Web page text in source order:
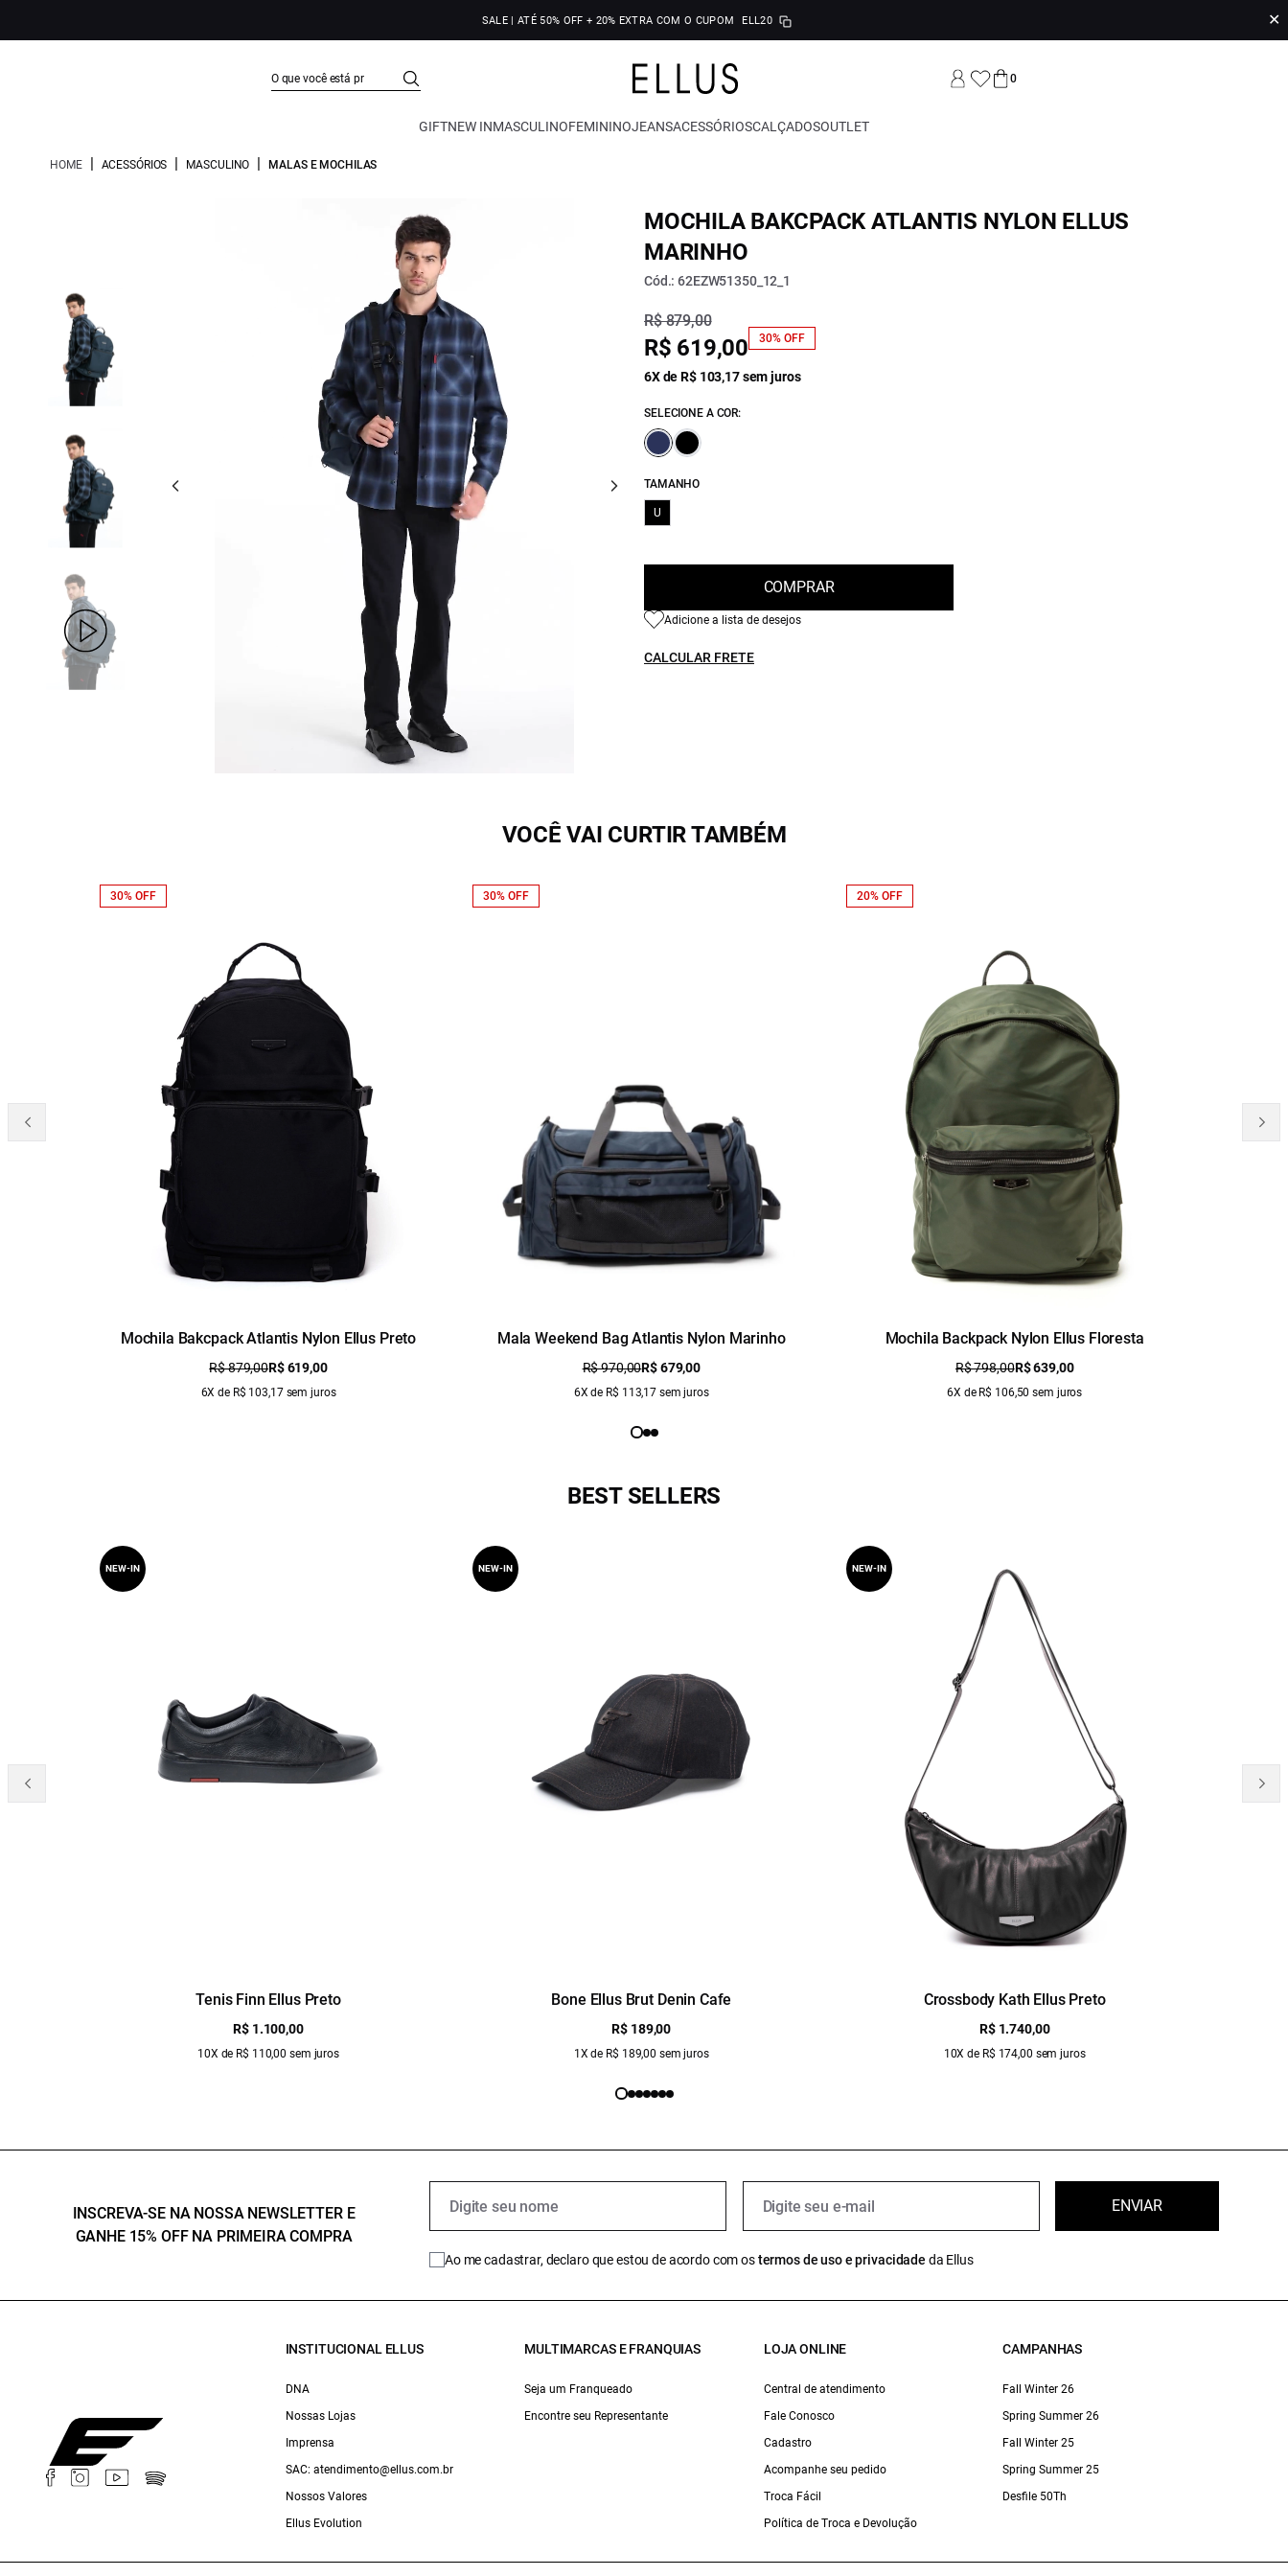
SALE | ATÉ 50% OFF + 20% EXTRA COM O CUPOM ELL20 ✕
0
GIFTNEW INMASCULINOFEMININOJEANSACESSÓRIOSCALÇADOSOUTLET
HOME | ACESSÓRIOS | MASCULINO | MALAS E MOCHILAS
MOCHILA BAKCPACK ATLANTIS NYLON ELLUS
MARINHO
Cód.: 62EZW51350_12_1
R$ 879,00
R$ 619,00 30% OFF
6X de R$ 103,17 sem juros
SELECIONE A COR:
TAMANHO
U
COMPRAR
Adicione a lista de desejos
CALCULAR FRETE
VOCÊ VAI CURTIR TAMBÉM
Mochila Bakcpack Atlantis Nylon Ellus Preto
R$ 879,00R$ 619,00
6X de R$ 103,17 sem juros
30% OFF
Mala Weekend Bag Atlantis Nylon Marinho
R$ 970,00R$ 679,00
6X de R$ 113,17 sem juros
30% OFF
Mochila Backpack Nylon Ellus Floresta
R$ 798,00R$ 639,00
6X de R$ 106,50 sem juros
20% OFF
BEST SELLERS
Tenis Finn Ellus Preto
R$ 1.100,00
10X de R$ 110,00 sem juros
NEW-IN
Bone Ellus Brut Denin Cafe
R$ 189,00
1X de R$ 189,00 sem juros
NEW-IN
Crossbody Kath Ellus Preto
R$ 1.740,00
10X de R$ 174,00 sem juros
NEW-IN
INSCREVA-SE NA NOSSA NEWSLETTER E
GANHE 15% OFF NA PRIMEIRA COMPRA
ENVIAR
Ao me cadastrar, declaro que estou de acordo com ostermos de uso e privacidade da Ellus
INSTITUCIONAL ELLUS
DNA
Nossas Lojas
Imprensa
SAC: atendimento@ellus.com.br
Nossos Valores
Ellus Evolution
MULTIMARCAS E FRANQUIAS
Seja um Franqueado
Encontre seu Representante
LOJA ONLINE
Central de atendimento
Fale Conosco
Cadastro
Acompanhe seu pedido
Troca Fácil
Política de Troca e Devolução
CAMPANHAS
Fall Winter 26
Spring Summer 26
Fall Winter 25
Spring Summer 25
Desfile 50Th